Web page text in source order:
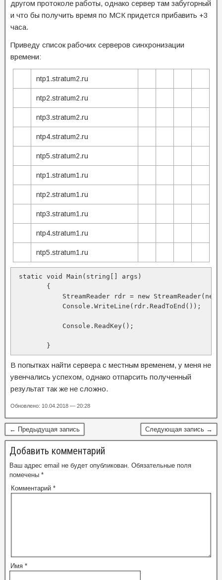
другом протоколе работы, однако сервер там забугорный
и что бы получить время по МСК придется прибавить +3
часа.
Приведу список рабочих серверов синхронизации
времени:
ntp1.stratum2.ru
ntp2.stratum2.ru
ntp3.stratum2.ru
ntp4.stratum2.ru
ntp5.stratum2.ru
ntp1.stratum1.ru
ntp2.stratum1.ru
ntp3.stratum1.ru
ntp4.stratum1.ru
ntp5.stratum1.ru
static void Main(string[] args)
        {
StreamReader rdr = new
            Console.WriteLine(rdr.ReadToEnd());
            Console.ReadKey();
        }
В попытках найти сервера с местным временем, у меня не
увенчались успехом, однако отпарсить полученный
результат так же не сложно.
Обновлено: 10.04.2018 — 20:28
← Предыдущая запись Следующая запись →
Добавить комментарий
Ваш адрес email не будет опубликован. Обязательные поля
помечены *
Комментарий *
Имя *